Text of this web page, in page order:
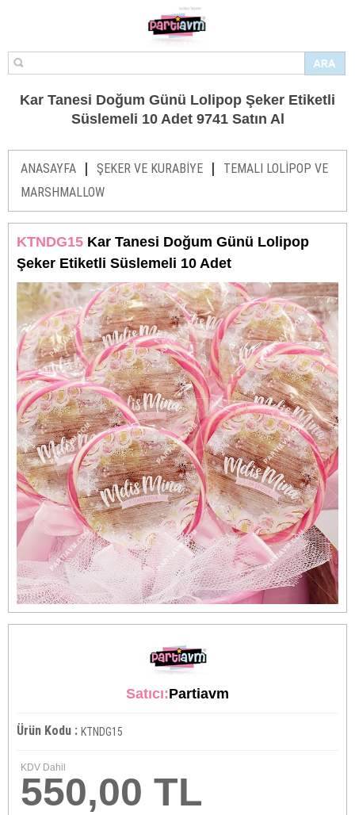
Kar Tanesi Doğum Günü Lolipop Şeker Etiketli
Süslemeli 10 Adet 9741 Satın Al
ANASAYFA | ŞEKER VE KURABİYE |
TEMALI LOLİPOP VE
MARSHMALLOW
KTNDG15 Kar Tanesi Doğum Günü Lolipop
Şeker Etiketli Süslemeli 10 Adet
Satıcı:Partiavm
Ürün Kodu : KTNDG15
KDV Dahil
550,00 TL